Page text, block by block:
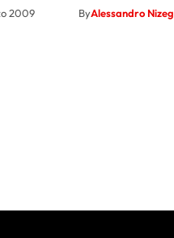
2009 ByAlessandro